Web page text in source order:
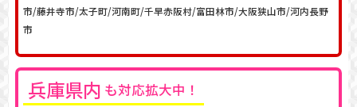
市/藤井寺市/太子町/河南町/千早赤阪村/富田林市/大阪狭山市/河内長野
市
兵庫県内 も対応拡大中！